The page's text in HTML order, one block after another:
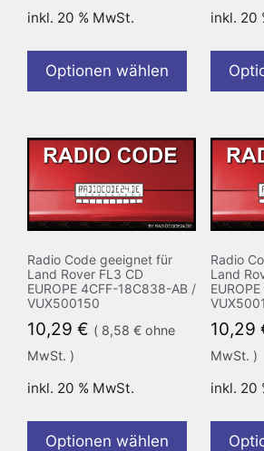
inkl. 20 % MwSt.
Optionen wählen
inkl. 20
Radio Code geeignet für
Land Rover FL3 CD
EUROPE 4CFF-18C838-AB /
VUX500150
10,29 € ( 8,58 € ohne
MwSt. )
inkl. 20 % MwSt.
Optionen wählen
Radio
Land
10,29
MwSt. )
inkl. 20